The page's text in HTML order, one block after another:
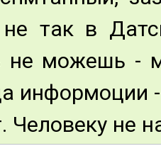
не так в
не можешь -
информоции
Человеку не